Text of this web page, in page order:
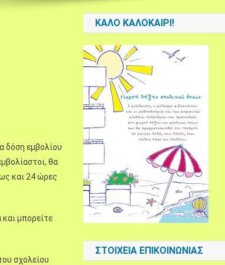
δόση εμβολίου
θα
και 24 ώρες
μπορείτε
σχολείου
ΚΑΛΌ ΚΑΛΟΚΑΊΡΙ!
ΣΤΟΙΧΕΊΑ ΕΠΙΚΟΙΝΩΝΊΑΣ